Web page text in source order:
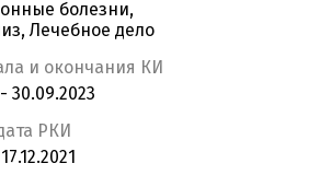
болезни,
Лечебное дело
и окончания КИ
- 30.09.2023
РКИ